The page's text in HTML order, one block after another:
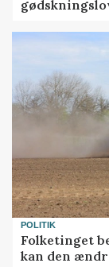
POLITIK
Folketinget
kan den